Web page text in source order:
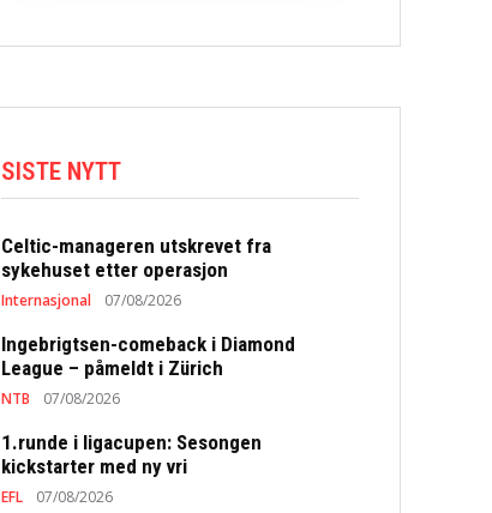
SISTE NYTT
Celtic-manageren utskrevet fra
sykehuset etter operasjon
Internasjonal 07/08/2026
Ingebrigtsen-comeback i Diamond
League – påmeldt i Zürich
NTB 07/08/2026
1.runde i ligacupen: Sesongen
kickstarter med ny vri
EFL 07/08/2026